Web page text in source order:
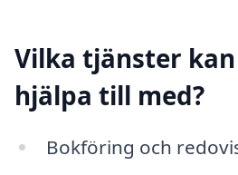
Vilka tjänster
hjälpa till med?
Bokföring och